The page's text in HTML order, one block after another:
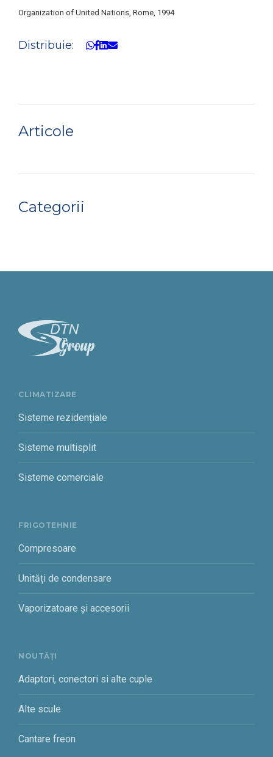
Organization of United Nations, Rome, 1994
Distribuie:
Articole
Categorii
CLIMATIZARE
Sisteme rezidențiale
Sisteme multisplit
Sisteme comerciale
FRIGOTEHNIE
Compresoare
Unități de condensare
Vaporizatoare și accesorii
NOUTĂȚI
Adaptori, conectori si alte cuple
Alte scule
Cantare freon